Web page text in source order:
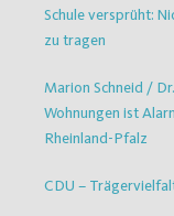
Schule versprüht:
zu tragen
Marion Schneid /
Wohnungen ist
Rheinland-Pfalz
CDU –